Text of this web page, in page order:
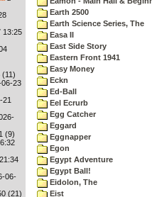
13:25
23
21
(9)
06-
(21)
Earth 2500
Earth Science Series, The
Easa II
East Side Story
Eastern Front 1941
Easy Money
Eckn
Ed-Ball
Eel Ecrurb
Egg Catcher
Eggard
Eggnapper
Egon
Egypt Adventure
Egypt Ball!
Eidolon, The
Eist